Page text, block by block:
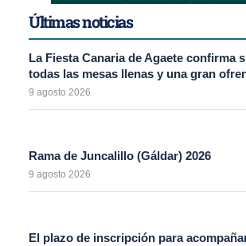
Últimas noticias
La Fiesta Canaria de Agaete confirma
todas las mesas llenas y una gran
9 agosto 2026
Rama de Juncalillo (Gáldar) 2026
9 agosto 2026
El plazo de inscripción para